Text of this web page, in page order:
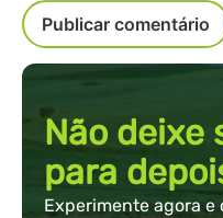
Não deixe
para
Experimente agora e